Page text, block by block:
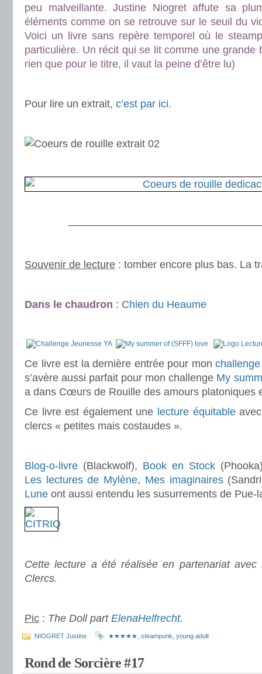
peu malveillante. Justine Niogret affute sa
éléments comme on se retrouve sur le seuil du
Voici un livre sans repère temporel où le
particulière. Un récit qui se lit comme une grande
rien que pour le titre, il vaut la peine d’être lu)
Pour lire un extrait, c’est par ici.
Souvenir de lecture : tomber encore plus bas. La
Dans le chaudron : Chien du Heaume
Ce livre est la dernière entrée pour mon
s’avère aussi parfait pour mon challenge My
a dans Cœurs de Rouille des amours platoniques
Ce livre est également une lecture équitableavec
clercs « petites mais costaudes ».
Blog-o-livre (Blackwolf), Book en Stock
Les lectures de Mylène, Mes imaginaires
Lune ont aussi entendu les susurrements de Pue-
Cette lecture a été réalisée en partenariat
Clercs.
Pic : The Doll part ElenaHelfrecht.
NIOGRET Justine ★★★★★ steampunk young adult
Rond de Sorcière #17